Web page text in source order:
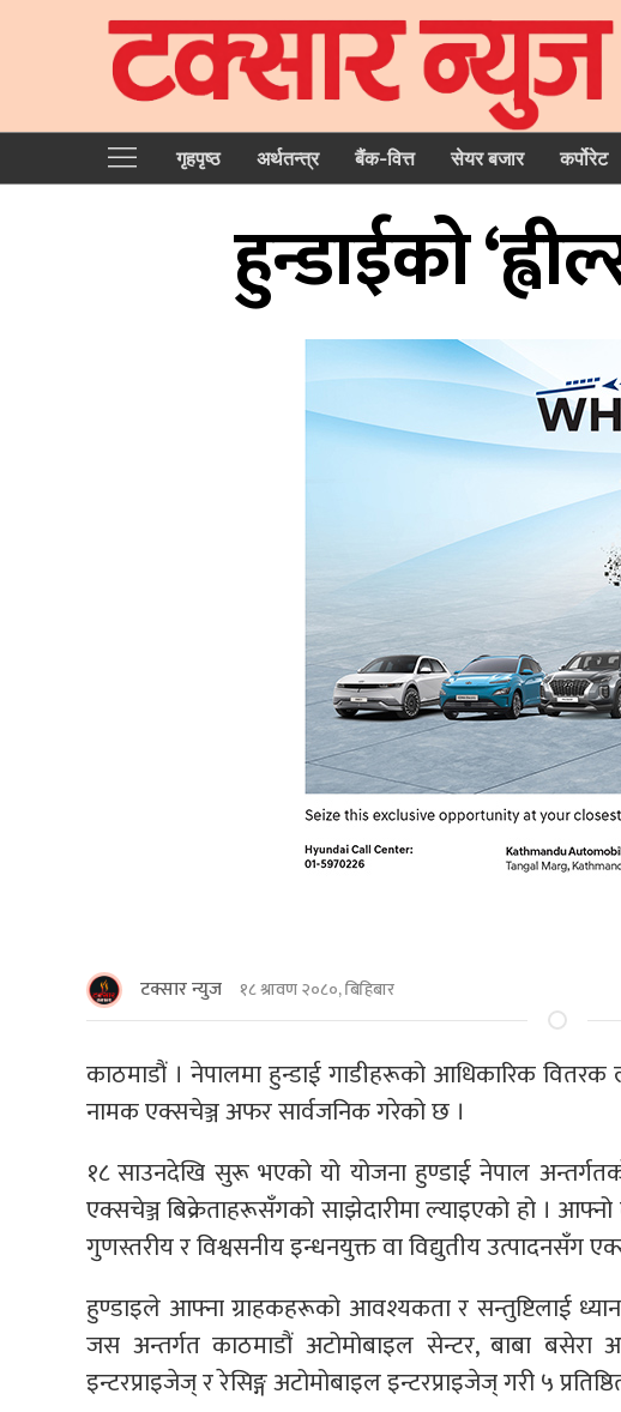
गृहपृष्‍ठ अर्थतन्त्र बैंक-वित्त सेयर बजार कर्पोरेट
हुन्डाईको
टक्सार न्युज १८ श्रावण २०८०, बिहिबार
काठमाडौं । नेपालमा हुन्डाई गाडीहरूको आधिकारिक वितरक
नामक एक्सचेञ्ज अफर सार्वजनिक गरेको छ ।
१८ साउनदेखि सुरू भएको यो योजना हुण्डाई नेपाल अन्तर्गतको
एक्सचेञ्ज बिक्रेताहरूसँगको साझेदारीमा ल्याइएको हो । आफ्नो
गुणस्तरीय र विश्वसनीय इन्धनयुक्त वा विद्युतीय उत्पादनसँग
हुण्डाइले आफ्ना ग्राहकहरूको आवश्यकता र सन्तुष्टिलाई
जस अन्तर्गत काठमाडौं अटोमोबाइल सेन्टर, बाबा बसेरा
इन्टरप्राइजेज् र रेसिङ्ग अटोमोबाइल इन्टरप्राइजेज् गरी ५